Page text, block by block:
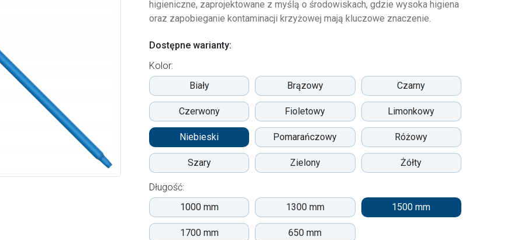
higieniczne, zaprojektowane z myślą o środowiskach, gdzie wysoka higiena
oraz zapobieganie kontaminacji krzyżowej mają kluczowe znaczenie.
Dostępne warianty:
Kolor:
Biały
Brązowy Czarny
Czerwony Fioletowy Limonkowy
Niebieski Pomarańczowy Różowy
Szary Zielony Żółty
Długość:
1000 mm
1300 mm 1500 mm
1700 mm 650 mm